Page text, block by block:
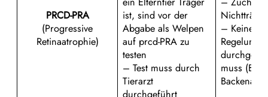
PRCD-PRA
(Progressive
Retinaatrophie)
ist, sind vor der
Abgabe als Welpen
auf prcd-PRA zu
testen
– Test muss durch
Tierarzt
Nichtträger
– Keine
Regelung
muss (Blut